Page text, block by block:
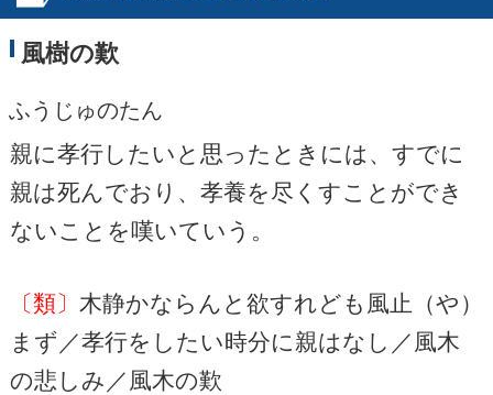
風樹の歎
ふうじゅのたん
親に孝行したいと思ったときには、すでに
親は死んでおり、孝養を尽くすことができ
ないことを嘆いていう。
〔類〕 木静かならんと欲すれども風止（や）
まず／孝行をしたい時分に親はなし／風木
の悲しみ／風木の歎